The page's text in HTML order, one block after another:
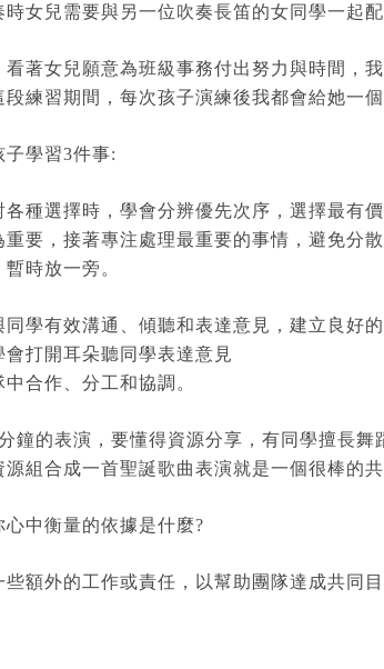
女兒需要與另一位吹奏長笛的女同學一起
著女兒願意為班級事務付出努力與時間，
練習期間，每次孩子演練後我都會給她一
學習3件事:
各種選擇時，學會分辨優先次序，選擇最有
要，接著專注處理最重要的事情，避免分
時放一旁。
同學有效溝通、傾聽和表達意見，建立良好
會打開耳朵聽同學表達意見
中合作、分工和協調。
鐘的表演，要懂得資源分享，有同學擅長
組合成一首聖誕歌曲表演就是一個很棒的共
中衡量的依據是什麼?
額外的工作或責任，以幫助團隊達成共同